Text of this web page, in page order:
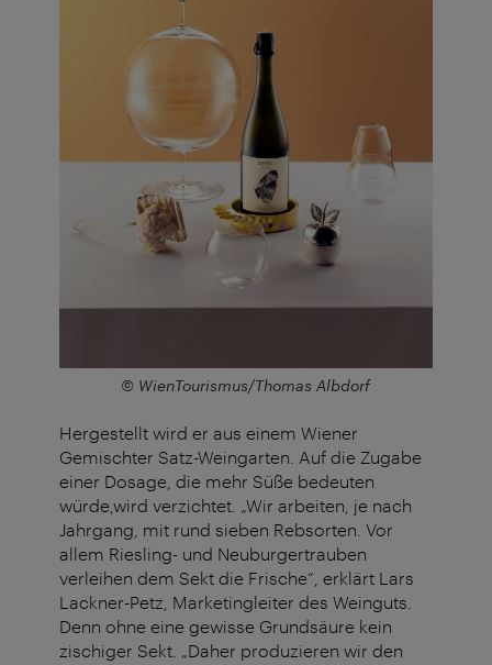
© WienTourismus/Thomas Albdorf
Hergestellt wird er aus einem Wiener
Gemischter Satz-Weingarten. Auf die Zugabe
einer Dosage, die mehr Süße bedeuten
würde,wird verzichtet. „Wir arbeiten, je nach
Jahrgang, mit rund sieben Rebsorten. Vor
allem Riesling- und Neuburgertrauben
verleihen dem Sekt die Frische“, erklärt Lars
Lackner-Petz, Marketingleiter des Weinguts.
Denn ohne eine gewisse Grundsäure kein
zischiger Sekt. „Daher produzieren wir den